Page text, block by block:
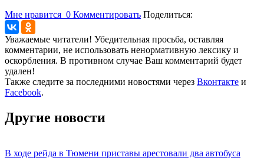
Мне нравится 0 Комментировать Поделиться:
Уважаемые читатели! Убедительная просьба, оставляя
комментарии, не использовать ненормативную лексику и
оскорбления. В противном случае Ваш комментарий будет
удален!
Также следите за последними новостями через Вконтакте и
Facebook.
Другие новости
В ходе рейда в Тюмени приставы арестовали два автобуса